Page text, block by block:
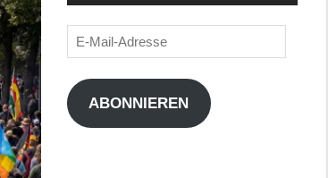
E-
Mail-
Adresse
ABONNIEREN